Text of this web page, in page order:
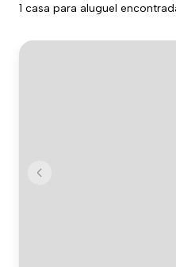
1 casa para aluguel